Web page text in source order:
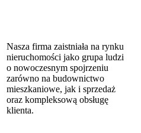
Nasza firma zaistniała na rynku
nieruchomości jako grupa ludzi
o nowoczesnym spojrzeniu
zarówno na budownictwo
mieszkaniowe, jak i sprzedaż
oraz kompleksową obsługę
klienta.